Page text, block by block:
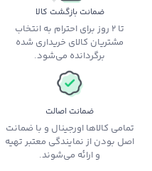
ضمانت بازگشت کالا
تا 2 روز برای احترام به انتخاب
مشتریان کالای خریداری شده
برگردانده می‌شود.
ضمانت اصالت
تمامی کالاها اورجینال و با ضمانت
اصل بودن از نمایندگی معتبر تهیه
و ارائه می‌شوند.